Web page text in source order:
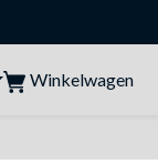
Winkelwagen